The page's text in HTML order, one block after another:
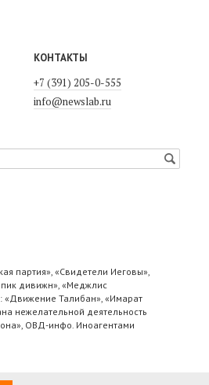
КОНТАКТЫ
+7 (391) 205-0-555
info@newslab.ru
партия», «Свидетели Иеговы»,
дивижн», «Меджлис
«Движение Талибан», «Имарат
нежелательной деятельность
ОВД-инфо. Иноагентами